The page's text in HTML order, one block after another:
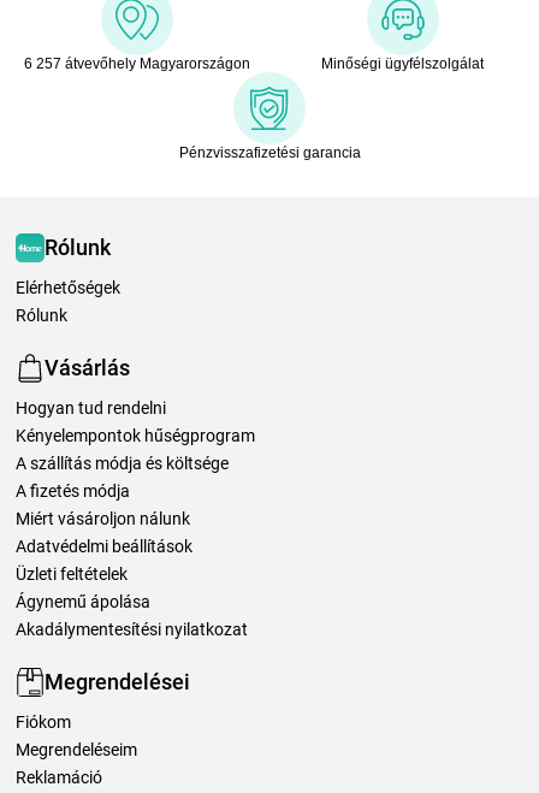
6 257 átvevőhely Magyarországon Minőségi ügyfélszolgálat
Pénzvisszafizetési garancia
Rólunk
Elérhetőségek
Rólunk
Vásárlás
Hogyan tud rendelni
Kényelempontok hűségprogram
A szállítás módja és költsége
A fizetés módja
Miért vásároljon nálunk
Adatvédelmi beállítások
Üzleti feltételek
Ágynemű ápolása
Akadálymentesítési nyilatkozat
Megrendelései
Fiókom
Megrendeléseim
Reklamáció